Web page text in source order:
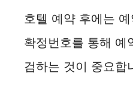
호텔 예약 후에는
확정번호를 통해 예
검하는 것이 중요합